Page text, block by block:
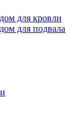
для кровли
для подвала